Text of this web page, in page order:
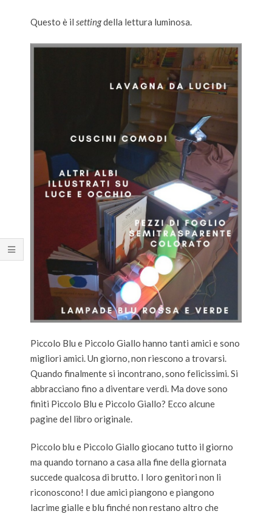
Questo è il settingdella lettura luminosa.
Piccolo Blu e Piccolo Giallo hanno tanti amici e sono
migliori amici. Un giorno, non riescono a trovarsi.
Quando finalmente si incontrano, sono felicissimi. Si
abbracciano fino a diventare verdi. Ma dove sono
finiti Piccolo Blu e Piccolo Giallo? Ecco alcune
pagine del libro originale.
Piccolo blu e Piccolo Giallo giocano tutto il giorno
ma quando tornano a casa alla fine della giornata
succede qualcosa di brutto. I loro genitori non li
riconoscono! I due amici piangono e piangono
lacrime gialle e blu finché non restano altro che